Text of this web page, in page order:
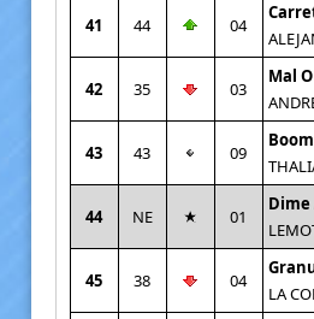
41 44 04
42 35 03
Mal
43 43 09
44 NE 01
Dime
45 38 04
LA